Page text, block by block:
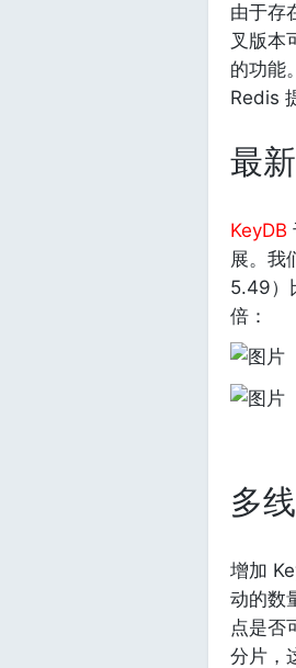
由于存
叉版本
的功能
Redis
最
KeyDB
展。我
5.49）
倍：
多
增加
动的数
点是否
分片，